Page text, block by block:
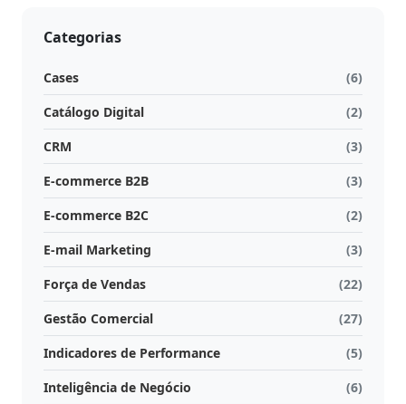
Relacionamento
de
Leads
Atividades
e
Negociações
Categorias
Cases
(6)
Catálogo Digital
(2)
CRM
(3)
E-commerce B2B
(3)
E-commerce B2C
(2)
E-mail Marketing
(3)
Força de Vendas
(22)
Gestão Comercial
(27)
Indicadores de Performance
(5)
Inteligência de Negócio
(6)